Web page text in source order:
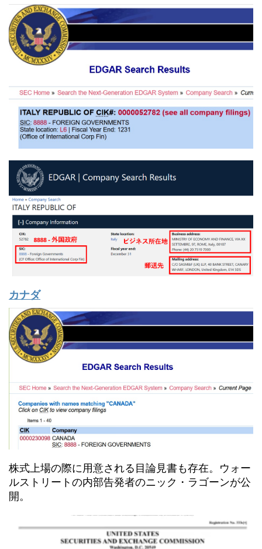
カナダ
株式上場の際に用意される目論見書も存在。ウォー
ルストリートの内部告発者のニック・ラゴーンが公
開。